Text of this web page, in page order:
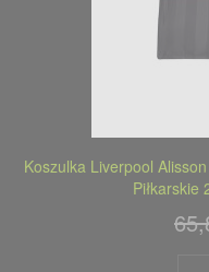
Koszulka Liverpool
Piłkarskie